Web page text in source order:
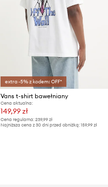
extra -5% z kodem: OFF*
Vans t-shirt bawełniany
Cena aktualna:
149,99 zł
Cena regularna: 239,99 zł
Najniższa cena z 30 dni przed obniżką: 159,99 zł